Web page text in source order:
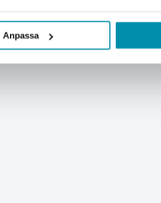
Anpassa